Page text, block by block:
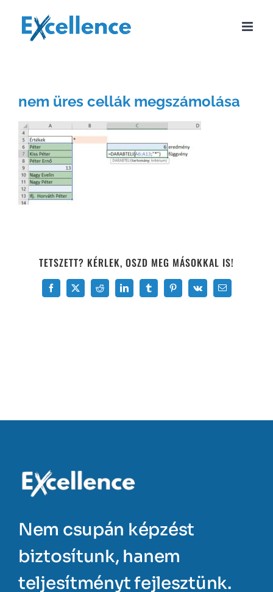
nem üres cellák megszámolása
TETSZETT? KÉRLEK, OSZD MEG MÁSOKKAL IS!
Facebook
X Reddit LinkedInTumblrPinterest
Vk Email:
Nem csupán képzést
biztosítunk, hanem
teljesítményt fejlesztünk.